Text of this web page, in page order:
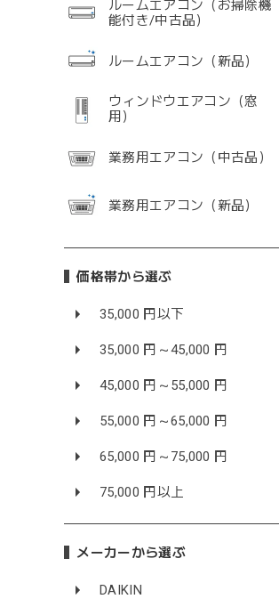
ルームエアコン（お掃除機
能付き/中古品）
ルームエアコン（新品）
ウィンドウエアコン（窓
用）
業務用エアコン（中古品）
業務用エアコン（新品）
価格帯から選ぶ
35,000 円以下
35,000 円～45,000 円
45,000 円～55,000 円
55,000 円～65,000 円
65,000 円～75,000 円
75,000 円以上
メーカーから選ぶ
DAIKIN